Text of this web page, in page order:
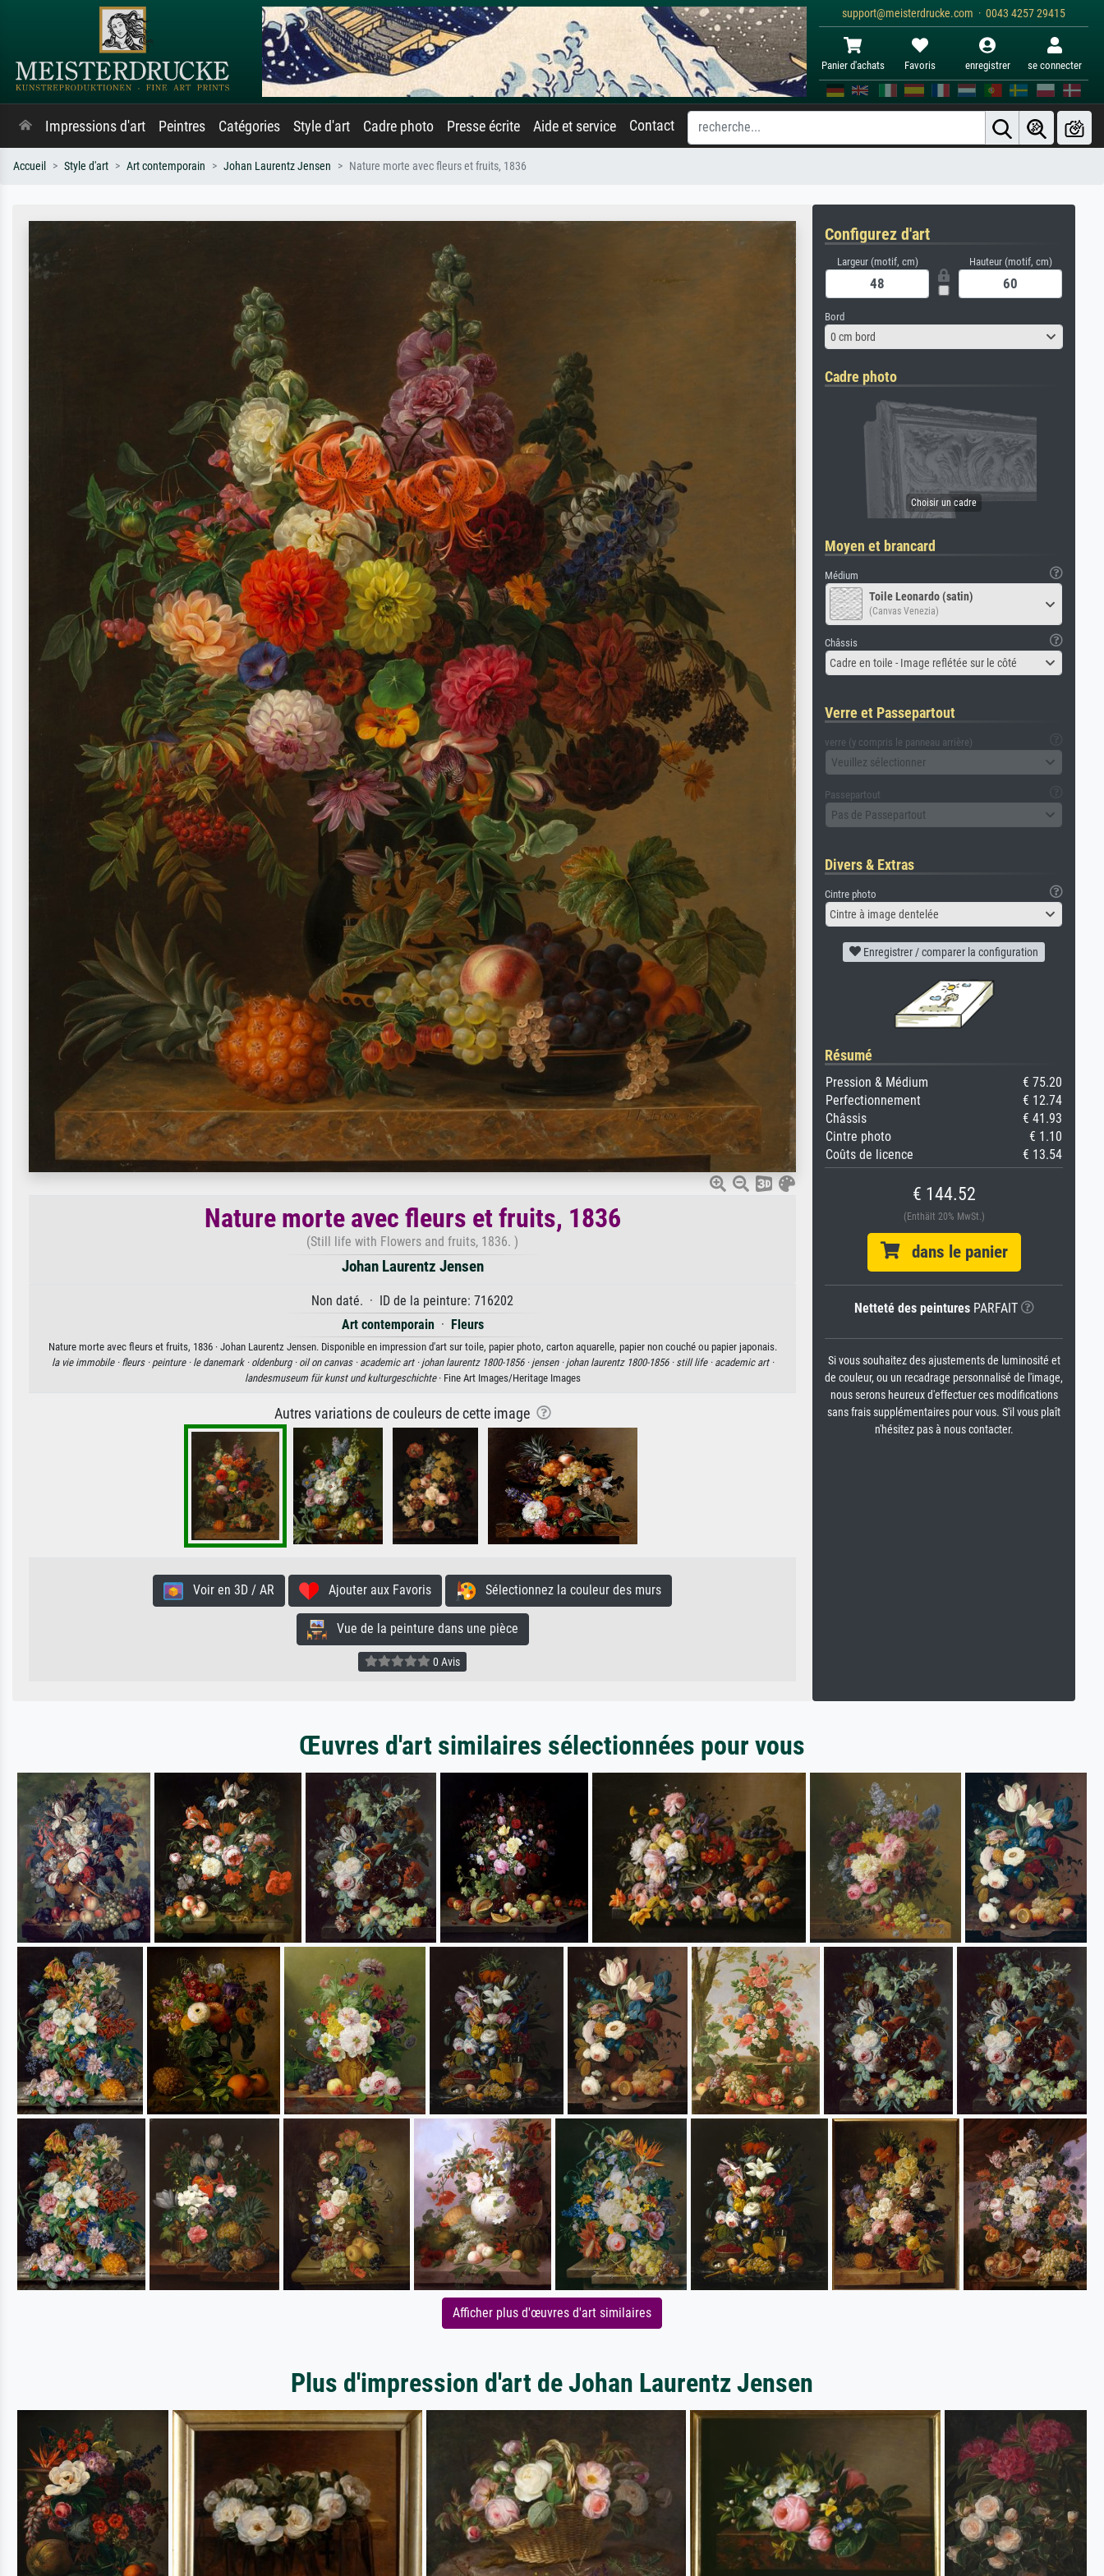
support@meisterdrucke.com · 0043 4257 29415
Panier d'achats Favoris enregistrer se connecter
Impressions d'art Peintres Catégories Style d'art Cadre photo Presse écrite Aide et service Contact
Accueil Style d'art Art contemporain Johan Laurentz Jensen Nature morte avec fleurs et fruits, 1836
Nature morte avec fleurs et fruits, 1836
(Still life with Flowers and fruits, 1836. )
Johan Laurentz Jensen
Non daté. · ID de la peinture: 716202
Art contemporain · Fleurs
Nature morte avec fleurs et fruits, 1836 · Johan Laurentz Jensen. Disponible en impression d'art sur toile, papier photo, carton aquarelle, papier non couché ou papier japonais.
la vie immobile · fleurs · peinture · le danemark · oldenburg · oil on canvas · academic art · johan laurentz 1800-1856 · jensen · johan laurentz 1800-1856 · still life · academic art ·
landesmuseum für kunst und kulturgeschichte· Fine Art Images/Heritage Images
Autres variations de couleurs de cette image
Voir en 3D / AR Ajouter aux Favoris Sélectionnez la couleur des murs
Vue de la peinture dans une pièce
0 Avis
Configurez d'art
Largeur (motif, cm) Hauteur (motif, cm)
Bord
0 cm bord
Cadre photo
Moyen et brancard
Médium
Toile Leonardo (satin)
(Canvas Venezia)
Châssis
Cadre en toile - Image reflétée sur le côté
Verre et Passepartout
verre (y compris le panneau arrière)
Veuillez sélectionner
Passepartout
Pas de Passepartout
Divers & Extras
Cintre photo
Cintre à image dentelée
Enregistrer / comparer la configuration
Résumé
Pression & Médium
€ 75.20
Perfectionnement
€ 12.74
Châssis
€ 41.93
Cintre photo
€ 1.10
Coûts de licence
€ 13.54
€ 144.52
(Enthält 20% MwSt.)
dans le panier
Netteté des peinturesPARFAIT
Si vous souhaitez des ajustements de luminosité et
de couleur, ou un recadrage personnalisé de l'image,
nous serons heureux d'effectuer ces modifications
sans frais supplémentaires pour vous. S'il vous plaît
n'hésitez pas à nous contacter.
Œuvres d'art similaires sélectionnées pour vous
Afficher plus d'œuvres d'art similaires
Plus d'impression d'art de Johan Laurentz Jensen